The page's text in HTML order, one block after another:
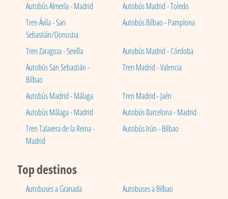
Autobús Almería - Madrid
Autobús Madrid - Toledo
Tren Ávila - San
Sebastián/Donostia
Autobús Bilbao - Pamplona
Tren Zaragoza - Sevilla
Autobús Madrid - Córdoba
Autobús San Sebastián -
Bilbao
Tren Madrid - Valencia
Autobús Madrid - Málaga
Tren Madrid - Jaén
Autobús Málaga - Madrid
Autobús Barcelona - Madrid
Tren Talavera de la Reina -
Madrid
Autobús Irún - Bilbao
Top destinos
Autobuses a Granada
Autobuses a Bilbao